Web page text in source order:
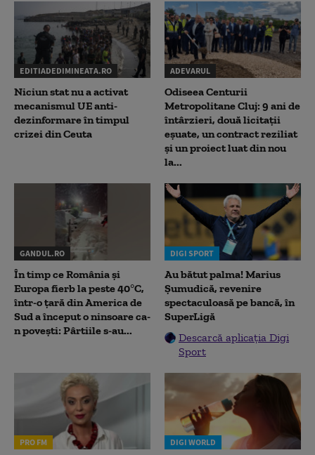
EDITIADEDIMINEATA.RO
Niciun stat nu a activat
mecanismul UE anti-
dezinformare în timpul
crizei din Ceuta
ADEVARUL
Odiseea Centurii
Metropolitane Cluj: 9 ani de
întârzieri, două licitații
eșuate, un contract reziliat
și un proiect luat din nou
la...
GANDUL.RO
În timp ce România și
Europa fierb la peste 40°C,
într-o țară din America de
Sud a început o ninsoare ca-
n povești: Pârtiile s-au...
DIGI SPORT
Au bătut palma! Marius
Șumudică, revenire
spectaculoasă pe bancă, în
SuperLigă
Descarcă aplicația Digi
Sport
PRO FM DIGI WORLD